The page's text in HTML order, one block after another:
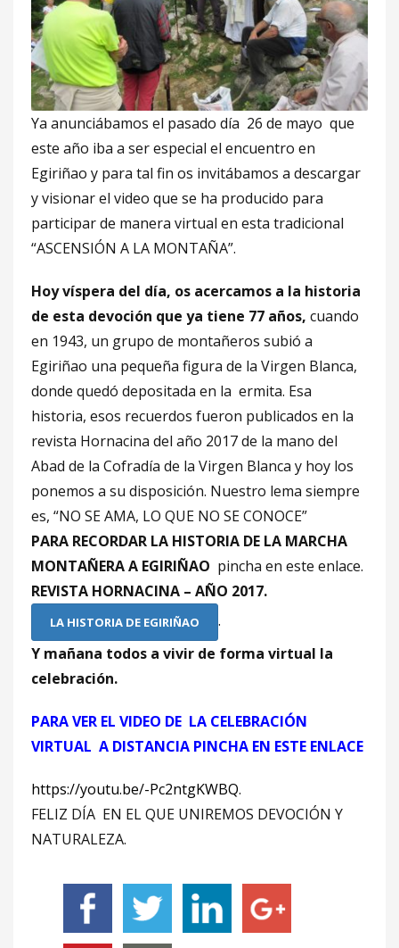
Ya anunciábamos el pasado día 26 de mayo que
este año iba a ser especial el encuentro en
Egiriñao y para tal fin os invitábamos a descargar
y visionar el video que se ha producido para
participar de manera virtual en esta tradicional
“ASCENSIÓN A LA MONTAÑA”.
Hoy víspera del día, os acercamos a la historia
de esta devoción que ya tiene 77 años, cuando
en 1943, un grupo de montañeros subió a
Egiriñao una pequeña figura de la Virgen Blanca,
donde quedó depositada en la ermita. Esa
historia, esos recuerdos fueron publicados en la
revista Hornacina del año 2017 de la mano del
Abad de la Cofradía de la Virgen Blanca y hoy los
ponemos a su disposición. Nuestro lema siempre
es, “NO SE AMA, LO QUE NO SE CONOCE”
PARA RECORDAR LA HISTORIA DE LA MARCHA
MONTAÑERA A EGIRIÑAO pincha en este enlace.
REVISTA HORNACINA – AÑO 2017.
LA HISTORIA DE EGIRIÑAO
.
Y mañana todos a vivir de forma virtual la
celebración.
PARA VER EL VIDEO DE LA CELEBRACIÓN
VIRTUAL A DISTANCIA PINCHA EN ESTE ENLACE
https://youtu.be/-Pc2ntgKWBQ.
FELIZ DÍA EN EL QUE UNIREMOS DEVOCIÓN Y
NATURALEZA.